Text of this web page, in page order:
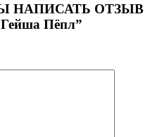
НАПИСАТЬ ОТЗЫВ
Пёпл”